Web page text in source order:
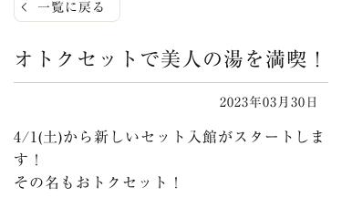
一覧に戻る
オトクセットで美人の湯を満喫！
2023年03月30日
4/1(土)から新しいセット入館がスタートしま
す！
その名もおトクセット！